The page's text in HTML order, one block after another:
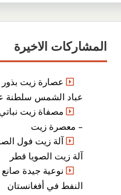
المشاركات الاخيرة
عصارة زيت
عباد الشمس سلطنة
مصفاة زيت
– معصرة زيت
آلة زيت فول
آلة زيت الصويا قطر
نوعية جيدة صانع
النفط في أفغانستان